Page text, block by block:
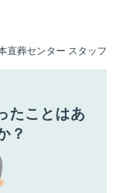
直葬センター スタッフ
たことはあ
？